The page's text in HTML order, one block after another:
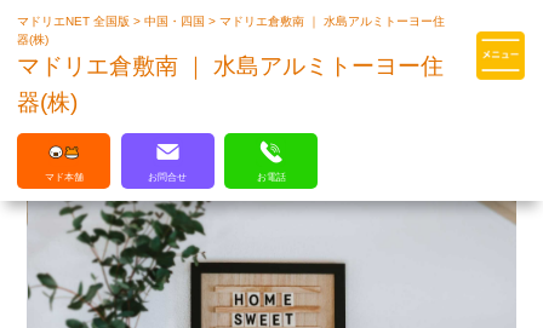
マドリエはLIXILの厳しい基準を
マドリエNET 全国版>中国・四国>マドリエ倉敷南 ｜ 水島アルミトーヨー住
器(株)
マドリエ倉敷南 ｜ 水島アルミトーヨー住
器(株)
マド本舗 お問合せ お電話